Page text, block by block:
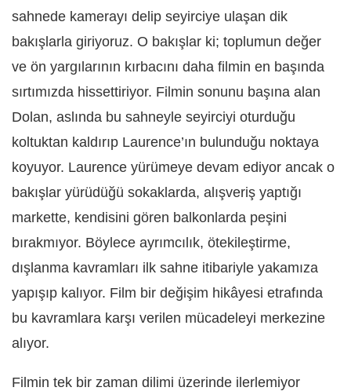
sahnede kamerayı delip seyirciye ulaşan dik
bakışlarla giriyoruz. O bakışlar ki; toplumun değer
ve ön yargılarının kırbacını daha filmin en başında
sırtımızda hissettiriyor. Filmin sonunu başına alan
Dolan, aslında bu sahneyle seyirciyi oturduğu
koltuktan kaldırıp Laurence’ın bulunduğu noktaya
koyuyor. Laurence yürümeye devam ediyor ancak o
bakışlar yürüdüğü sokaklarda, alışveriş yaptığı
markette, kendisini gören balkonlarda peşini
bırakmıyor. Böylece ayrımcılık, ötekileştirme,
dışlanma kavramları ilk sahne itibariyle yakamıza
yapışıp kalıyor. Film bir değişim hikâyesi etrafında
bu kavramlara karşı verilen mücadeleyi merkezine
alıyor.
Filmin tek bir zaman dilimi üzerinde ilerlemiyor